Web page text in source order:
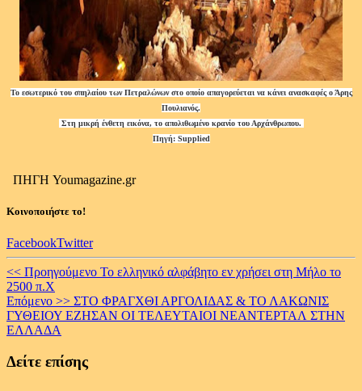
Το εσωτερικό του σπηλαίου των Πετραλώνων στο οποίο απαγορεύεται να κάνει ανασκαφές ο Άρης
Πουλιανός.
Στη μικρή ένθετη εικόνα, το απολιθωμένο κρανίο του Αρχάνθρωπου.
Πηγή: Supplied
ΠΗΓΗ Youmagazine.gr
Κοινοποιήστε το!
FacebookTwitter
Continue
Reading
<< Προηγούμενο Το ελληνικό αλφάβητο εν χρήσει στη Μήλο το
2500 π.Χ
Επόμενο >> ΣΤΟ ΦΡΑΓΧΘΙ ΑΡΓΟΛΙΔΑΣ & ΤΟ ΛΑΚΩΝΙΣ
ΓΥΘΕΙΟΥ ΕΖΗΣΑΝ ΟΙ ΤΕΛΕΥΤΑΙΟΙ ΝΕΑΝΤΕΡΤΑΛ ΣΤΗΝ
ΕΛΛΑΔΑ
Δείτε επίσης